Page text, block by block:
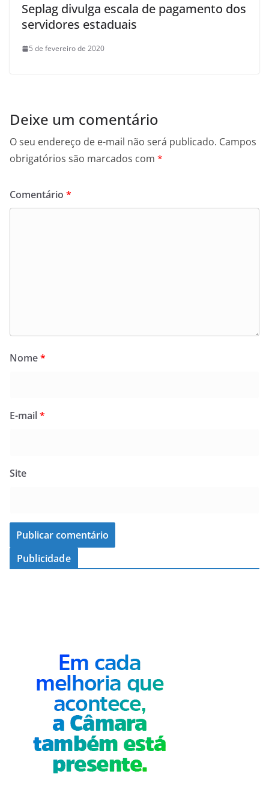
Seplag divulga escala de pagamento dos
servidores estaduais
5 de fevereiro de 2020
Deixe um comentário
O seu endereço de e-mail não será publicado. Campos
obrigatórios são marcados com *
Comentário *
Nome*
E-mail*
Site
Publicidade